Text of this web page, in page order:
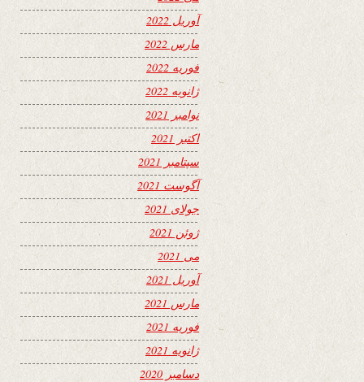
آوریل 2022
مارس 2022
فوریه 2022
ژانویه 2022
نوامبر 2021
اکتبر 2021
سپتامبر 2021
آگوست 2021
جولای 2021
ژوئن 2021
می 2021
آوریل 2021
مارس 2021
فوریه 2021
ژانویه 2021
دسامبر 2020